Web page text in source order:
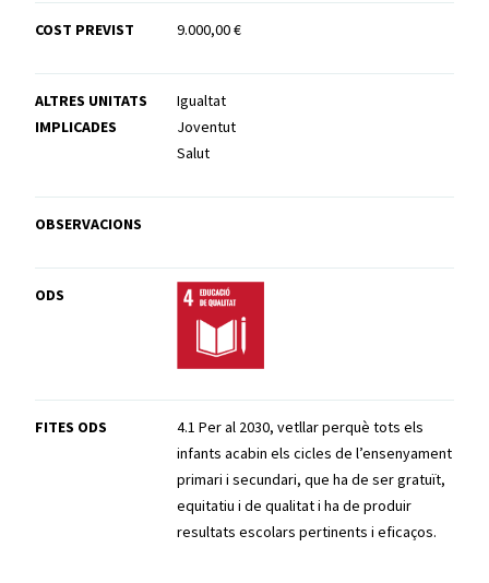
COST PREVIST 9.000,00 €
ALTRES UNITATS
IMPLICADES
Igualtat
Joventut
Salut
OBSERVACIONS
ODS
FITES ODS
4.1 Per al 2030, vetllar perquè tots els
infants acabin els cicles de l’ensenyament
primari i secundari, que ha de ser gratuït,
equitatiu i de qualitat i ha de produir
resultats escolars pertinents i eficaços.